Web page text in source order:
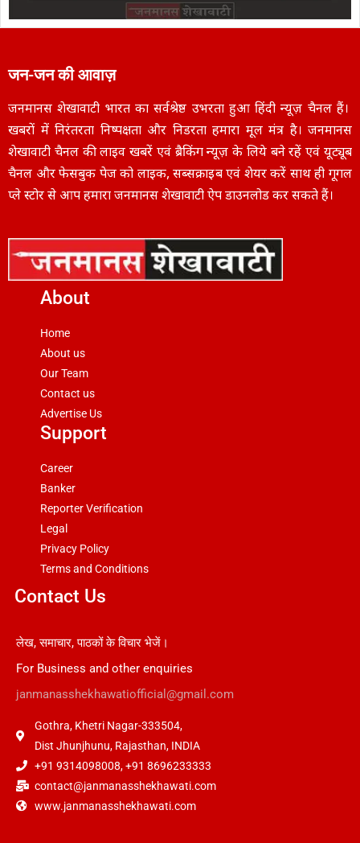
जन-जन की आवाज़
जनमानस शेखावाटी भारत का सर्वश्रेष्ठ उभरता हुआ हिंदी न्यूज़ चैनल हैं।
खबरों में निरंतरता निष्पक्षता और निडरता हमारा मूल मंत्र है। जनमानस
शेखावाटी चैनल की लाइव खबरें एवं ब्रैकिंग न्यूज़ के लिये बने रहें एवं यूट्यूब
चैनल और फेसबुक पेज को लाइक, सब्सक्राइब एवं शेयर करें साथ ही गूगल
प्ले स्टोर से आप हमारा जनमानस शेखावाटी ऐप डाउनलोड कर सकते हैं।
About
Home
About us
Our Team
Contact us
Advertise Us
Support
Career
Banker
Reporter Verification
Legal
Privacy Policy
Terms and Conditions
Contact Us
लेख, समाचार, पाठकों के विचार भेजें।
For Business and other enquiries
janmanasshekhawatiofficial@gmail.com
Gothra, Khetri Nagar-333504,
Dist Jhunjhunu, Rajasthan, INDIA
+91 9314098008, +91 8696233333
contact@janmanasshekhawati.com
www.janmanasshekhawati.com